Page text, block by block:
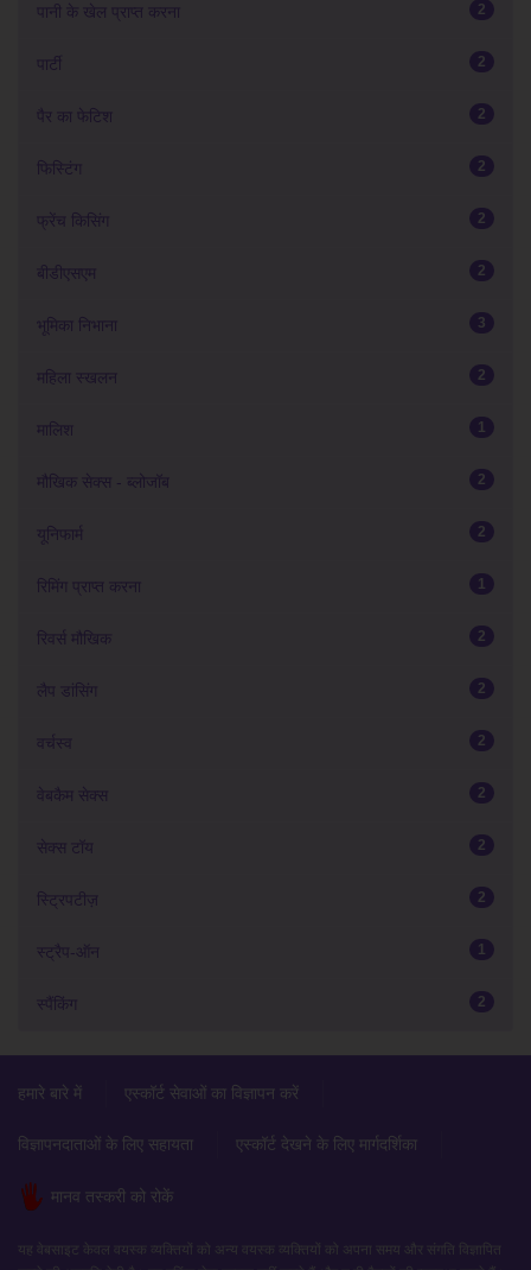
पानी के खेल प्राप्त करना 2
पार्टी 2
पैर का फेटिश 2
फिस्टिंग 2
फ्रेंच किसिंग 2
बीडीएसएम 2
भूमिका निभाना 3
महिला स्खलन 2
मालिश 1
मौखिक सेक्स - ब्लोजॉब 2
यूनिफार्म 2
रिमिंग प्राप्त करना 1
रिवर्स मौखिक 2
लैप डांसिंग 2
वर्चस्व 2
वेबकैम सेक्स 2
सेक्स टॉय 2
स्ट्रिपटीज़ 2
स्ट्रैप-ऑन 1
स्पैंकिंग 2
हमारे बारे में एस्कॉर्ट सेवाओं का विज्ञापन करें
विज्ञापनदाताओं के लिए सहायता एस्कॉर्ट देखने के लिए मार्गदर्शिका
मानव तस्करी को रोकें
यह वेबसाइट केवल वयस्क व्यक्तियों को अन्य वयस्क व्यक्तियों को अपना समय और संगति विज्ञापित